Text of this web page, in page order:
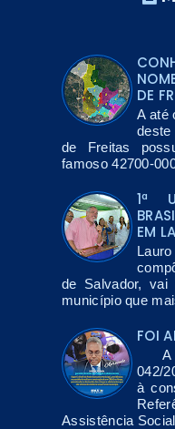
DE
A até
deste
de Freitas
famoso 42700-
1ª
EM
de Salvador, vai
município que
FOI
A
042/
à
Assistência